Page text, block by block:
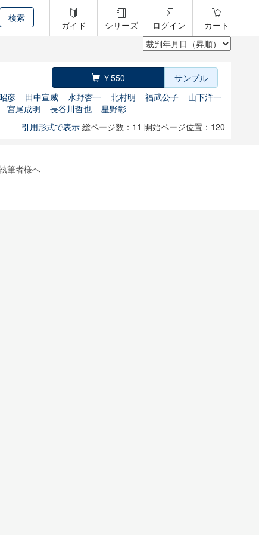
ガイド シリーズ ログイン カート
￥550
サンプル
彦 田中宣威 水野杏一 北村明 福武公子
山下洋一
宮尾成明 長谷川哲也 星野彰
引用形式で表示 総ページ数：11 開始ページ位置：120
筆者様へ